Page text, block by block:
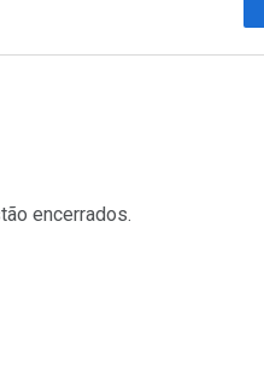
encerrados.